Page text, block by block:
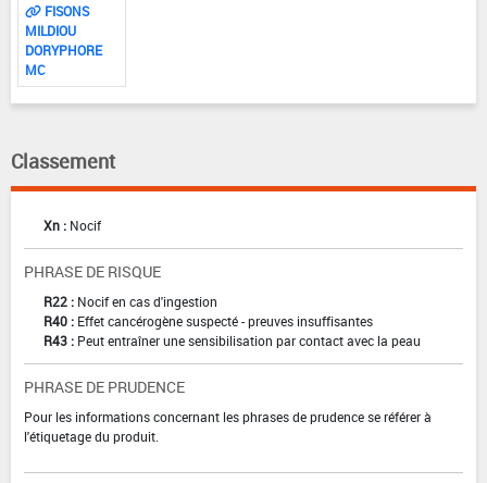
FISONS
MILDIOU
DORYPHORE
MC
Classement
Xn : Nocif
PHRASE DE RISQUE
R22 : Nocif en cas d'ingestion
R40 : Effet cancérogène suspecté - preuves insuffisantes
R43 : Peut entraîner une sensibilisation par contact avec la peau
PHRASE DE PRUDENCE
Pour les informations concernant les phrases de prudence se référer à
l'étiquetage du produit.